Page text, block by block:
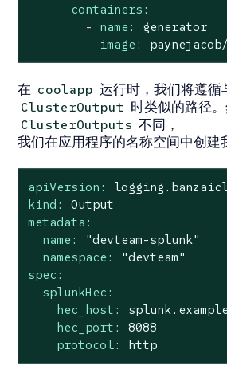
containers:
-
name:
generator
image:
在 coolapp 运行时，我们将遵循
ClusterOutput 时类似的路径
ClusterOutputs 不同，
我们在应用程序的名称空间中创建
apiVersion:
kind:
Output
metadata:
name:
"devteam-splunk"
namespace:
"devteam"
spec:
splunkHec:
hec_host:
hec_port:
8088
protocol:
http